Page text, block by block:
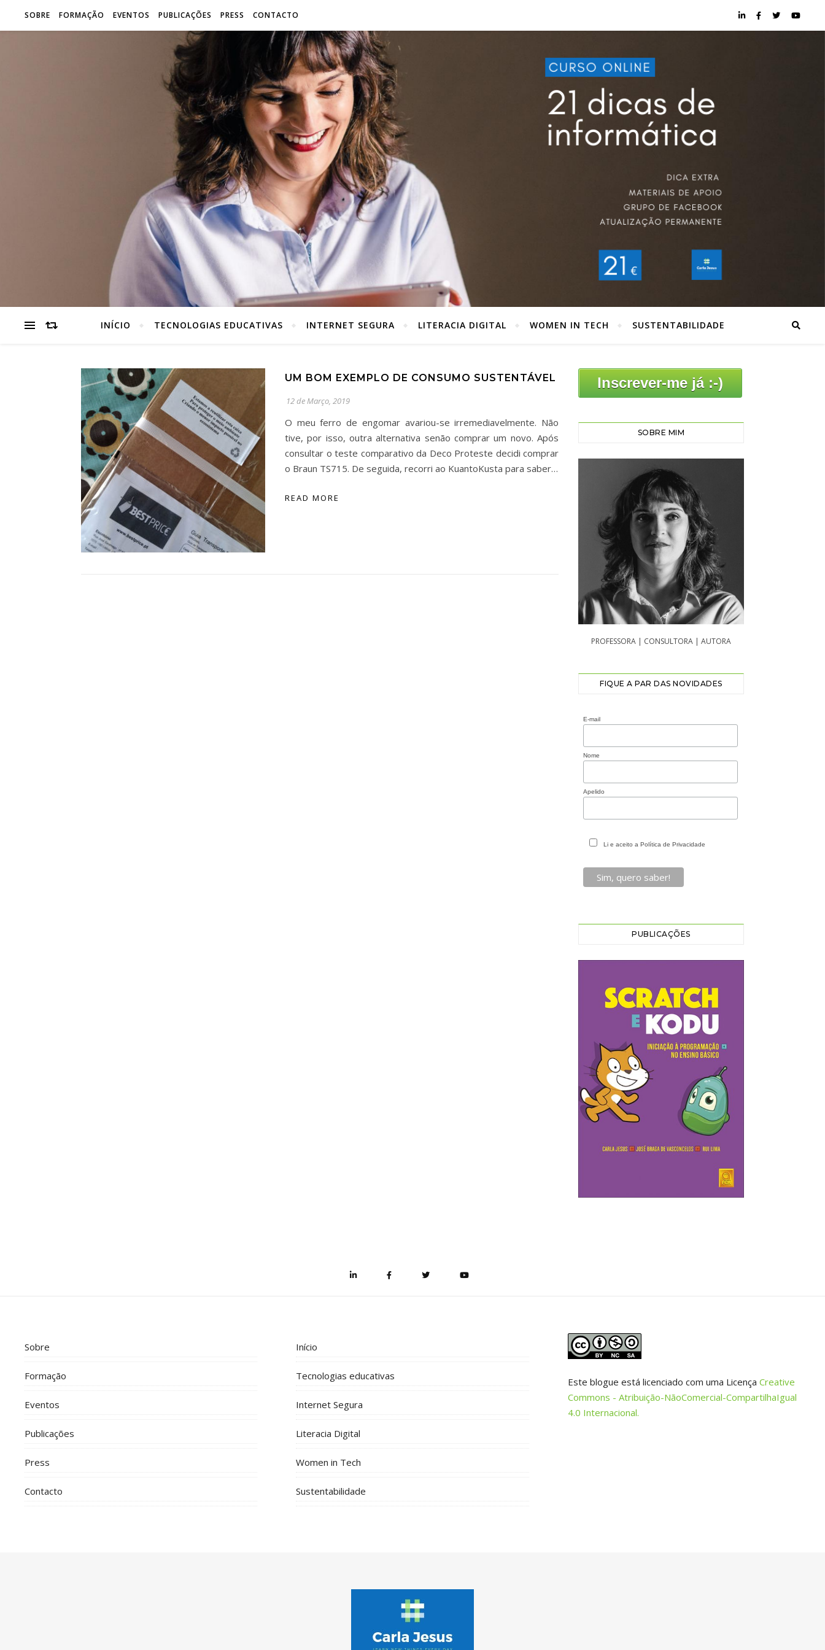
SOBRE FORMAÇÃO EVENTOS PUBLICAÇÕES PRESS CONTACTO
INÍCIO TECNOLOGIAS EDUCATIVAS INTERNET SEGURA LITERACIA DIGITAL WOMEN IN TECH SUSTENTABILIDADE
UM BOM EXEMPLO DE CONSUMO SUSTENTÁVEL
12 de Março, 2019
O meu ferro de engomar avariou-se irremediavelmente. Não
tive, por isso, outra alternativa senão comprar um novo. Após
consultar o teste comparativo da Deco Proteste decidi comprar
o Braun TS715. De seguida, recorri ao KuantoKusta para saber…
READ MORE
Inscrever-me já :-)
SOBRE MIM
PROFESSORA | CONSULTORA | AUTORA
FIQUE A PAR DAS NOVIDADES
E-mail
Nome
Apelido
Li e aceito a Política de Privacidade
PUBLICAÇÕES
Sobre
Formação
Eventos
Publicações
Press
Contacto
Início
Tecnologias educativas
Internet Segura
Literacia Digital
Women in Tech
Sustentabilidade
Este blogue está licenciado com uma Licença Creative
Commons - Atribuição-NãoComercial-CompartilhaIgual
4.0 Internacional.